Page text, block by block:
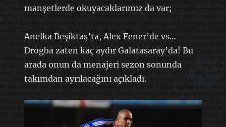
manşetlerde okuyacaklarımız da var;
Anelka Beşiktaş’ta, Alex Fener’de vs…
Drogba zaten kaç aydır Galatasaray’da! Bu
arada onun da menajeri sezon sonunda
takımdan ayrılacağını açıkladı.